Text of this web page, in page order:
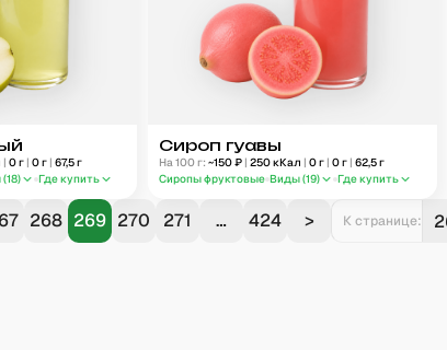
| 0г | 0г | 67,5г
(18) Где купить
Сироп гуавы
На 100 г: ~150₽ | 250кКал | 0г | 0г | 62,5г
Сиропы фруктовые Виды (19) Где купить
268 269 270 271 … 424 > К странице: